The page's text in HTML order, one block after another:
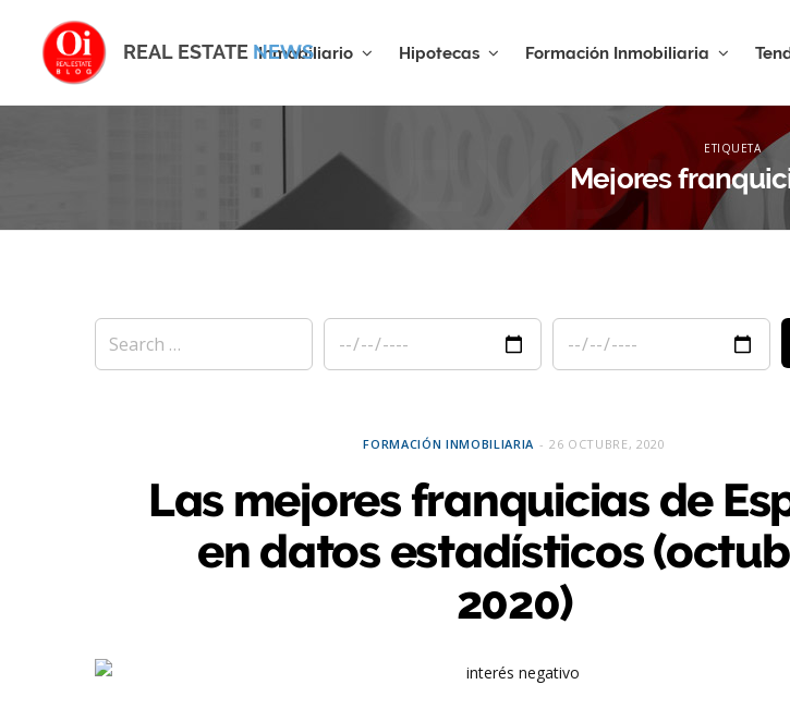
REAL ESTATE NEWS
Inmobiliario Hipotecas Formación Inmobiliaria
ETIQUETA
Mejores
FORMACIÓN INMOBILIARIA 26 OCTUBRE, 2020
Las mejores franquicias de
en datos estadísticos
2020)